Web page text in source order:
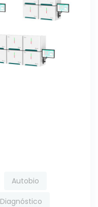
Autobio
Diagnóstico